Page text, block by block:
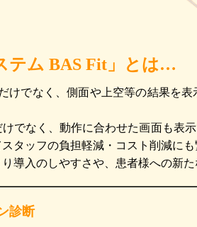
テム BAS Fit」とは…
けでなく、側面や上空等の結果を
でなく、動作に合わせた画面も表
タッフの負担軽減・コスト削減にも
導入のしやすさや、患者様への新
診断